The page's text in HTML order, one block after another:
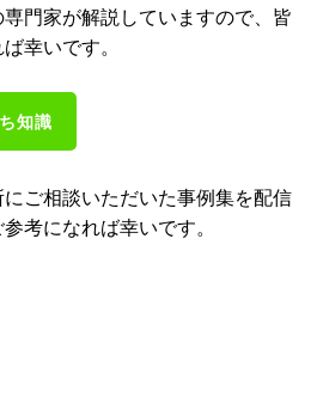
門家が解説していますので、皆
幸いです。
知識
ご相談いただいた事例集を配信
考になれば幸いです。